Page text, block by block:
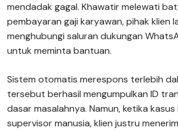
mendadak gagal. Khawatir melewati
pembayaran gaji karyawan, pihak klien
menghubungi saluran dukungan
untuk meminta bantuan.
Sistem otomatis merespons terlebih
tersebut berhasil mengumpulkan ID
dasar masalahnya. Namun, ketika kasus
supervisor manusia, klien justru